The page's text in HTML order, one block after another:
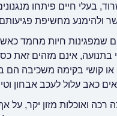
בעלי חיים פיתחו
ולהימנע מחשיפת
שמפגינות חיות מחמד
בתנועה, אינם מזהים זאת
או קושי בקימה משכיבה הם
כאב עלול לעכב אבחון
ואוכלות מזון יקר, על